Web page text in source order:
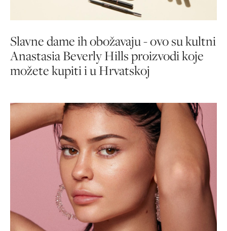
Slavne dame ih obožavaju - ovo su kultni
Anastasia Beverly Hills proizvodi koje
možete kupiti i u Hrvatskoj